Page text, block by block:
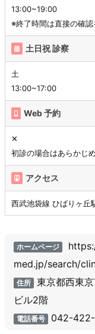
13:00~19:00
※終了時間は直接の確認
土日祝 診察
土
13:00~17:00
Web 予約
✕
初診の場合はあらかじ
アクセス
西武池袋線 ひばりヶ丘
ホームページ
med.jp/search/
住所 東京都西東
ビル2階
電話番号 042-